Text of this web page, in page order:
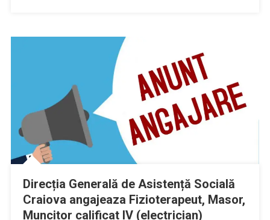
Direcția Generală de Asistență Socială
Craiova angajeaza Fizioterapeut, Masor,
Muncitor calificat IV (electrician)